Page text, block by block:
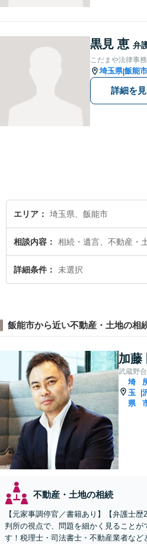
ひ一度ご相談
黒見 恵 弁
こだまや法律事
埼玉県|飯能市
詳細を
エリア 埼玉県、飯能市
相談内容 相続・遺言、不動産・
詳細条件 未選択
飯能市から近い不動産・土地の相
加藤
武蔵野
埼
玉
県
不動産・土地の相続
【元家事調停官／書籍あり】【弁護士
判所の視点で、問題を細かく見ること
す！税理士・司法書士・不動産業者など